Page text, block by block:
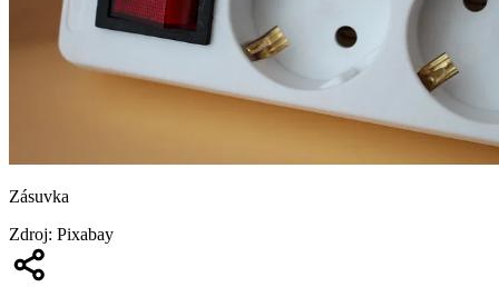
Zásuvka
Zdroj: Pixabay